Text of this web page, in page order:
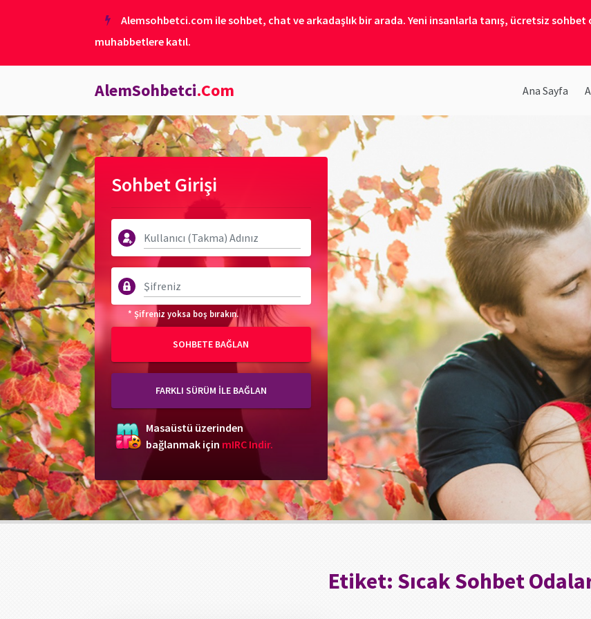
Alemsohbetci.com ile sohbet, chat ve arkadaşlık bir arada. Yeni insanlarla tanış, ücretsiz sohbet
muhabbetlere katıl.
AlemSohbetci.Com Ana Sayfa
Sohbet Girişi
* Şifreniz yoksa boş bırakın.
SOHBETE BAĞLAN
FARKLI SÜRÜM İLE BAĞLAN
Masaüstü üzerinden
bağlanmak için mIRC Indir.
Etiket: Sıcak Sohbet